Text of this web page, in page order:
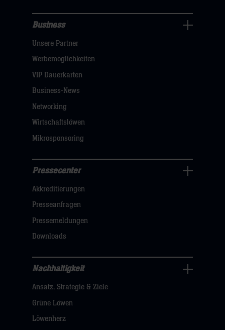
Navigation
öffnen,
dann
klicken
Business
Unsere Partner
Werbemöglichkeiten
VIP Dauerkarten
Business-News
Networking
Wirtschaftslöwen
Mikrosponsoring
Navigation
öffnen,
dann
klicken
hier
Pressecenter
Akkreditierungen
Presseanfragen
Pressemeldungen
Downloads
Nachhaltigkeit
Navigation
öffnen,
dann
Nachhaltigkeit
Ansatz, Strategie & Ziele
Grüne Löwen
Löwenherz